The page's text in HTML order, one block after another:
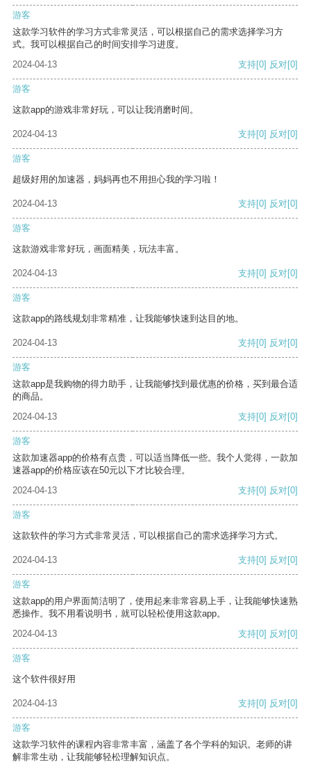
游客
这款学习软件的学习方式非常灵活，可以根据自己的需求选择学习方
式。我可以根据自己的时间安排学习进度。
2024-04-13
支持[0] 反对[0]
游客
这款app的游戏非常好玩，可以让我消磨时间。
2024-04-13 支持[0] 反对[0]
游客
超级好用的加速器，妈妈再也不用担心我的学习啦！
2024-04-13 支持[0] 反对[0]
游客
这款游戏非常好玩，画面精美，玩法丰富。
2024-04-13 支持[0] 反对[0]
游客
这款app的路线规划非常精准，让我能够快速到达目的地。
2024-04-13 支持[0] 反对[0]
游客
这款app是我购物的得力助手，让我能够找到最优惠的价格，买到最合适
的商品。
2024-04-13
支持[0] 反对[0]
游客
这款加速器app的价格有点贵，可以适当降低一些。我个人觉得，一款加
速器app的价格应该在50元以下才比较合理。
2024-04-13
支持[0] 反对[0]
游客
这款软件的学习方式非常灵活，可以根据自己的需求选择学习方式。
2024-04-13 支持[0] 反对[0]
游客
这款app的用户界面简洁明了，使用起来非常容易上手，让我能够快速熟
悉操作。我不用看说明书，就可以轻松使用这款app。
2024-04-13
支持[0] 反对[0]
游客
这个软件很好用
2024-04-13 支持[0] 反对[0]
游客
这款学习软件的课程内容非常丰富，涵盖了各个学科的知识。老师的讲
解非常生动，让我能够轻松理解知识点。